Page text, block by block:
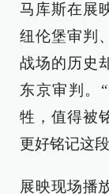
马库斯在展
纽伦堡审判
战场的历史
东京审判。
牲，值得被
更好铭记这
展映现场播